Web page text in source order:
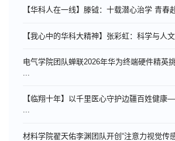
【华科人在一线】滕钺：十载潜心治学 青春
【我心中的华科大精神】张彩虹：科学与人
电气学院团队蝉联2026年华为终端硬件精英
...
【临翔十年】以千里医心守护边疆百姓健
...
材料学院翟天佑李渊团队开创“注意力视觉传